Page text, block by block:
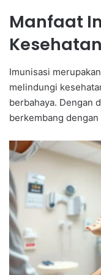
Manfaat
Imunisasi
melindungi
berbahaya. Dengan
berkembang